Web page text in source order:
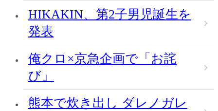
HIKAKIN、第2子男児誕生を
発表
俺クロ×京急企画で「お詫
び」
熊本で炊き出し ダレノガレ